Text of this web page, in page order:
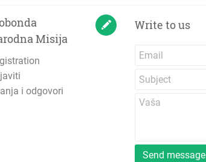
Misija
i odgovori
Write to us
Send message